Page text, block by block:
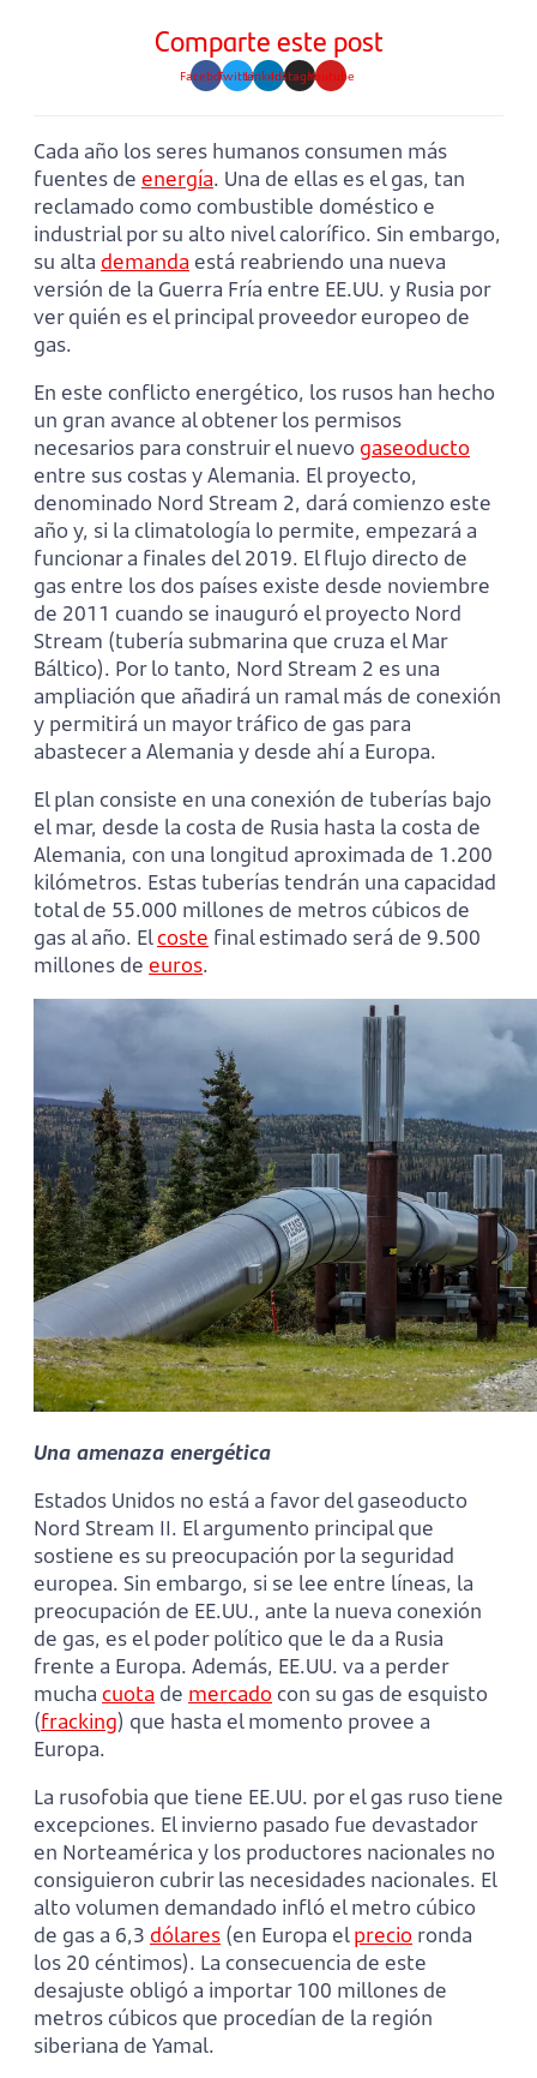
Comparte este post
FacebookTwitterLinkedinInstagramYoutube
Cada año los seres humanos consumen más
fuentes de energía. Una de ellas es el gas, tan
reclamado como combustible doméstico e
industrial por su alto nivel calorífico. Sin embargo,
su alta demanda está reabriendo una nueva
versión de la Guerra Fría entre EE.UU. y Rusia por
ver quién es el principal proveedor europeo de
gas.
En este conflicto energético, los rusos han hecho
un gran avance al obtener los permisos
necesarios para construir el nuevo gaseoducto
entre sus costas y Alemania. El proyecto,
denominado Nord Stream 2, dará comienzo este
año y, si la climatología lo permite, empezará a
funcionar a finales del 2019. El flujo directo de
gas entre los dos países existe desde noviembre
de 2011 cuando se inauguró el proyecto Nord
Stream (tubería submarina que cruza el Mar
Báltico). Por lo tanto, Nord Stream 2 es una
ampliación que añadirá un ramal más de conexión
y permitirá un mayor tráfico de gas para
abastecer a Alemania y desde ahí a Europa.
El plan consiste en una conexión de tuberías bajo
el mar, desde la costa de Rusia hasta la costa de
Alemania, con una longitud aproximada de 1.200
kilómetros. Estas tuberías tendrán una capacidad
total de 55.000 millones de metros cúbicos de
gas al año. Elcoste final estimado será de 9.500
millones de euros.
Una amenaza energética
Estados Unidos no está a favor del gaseoducto
Nord Stream II. El argumento principal que
sostiene es su preocupación por la seguridad
europea. Sin embargo, si se lee entre líneas, la
preocupación de EE.UU., ante la nueva conexión
de gas, es el poder político que le da a Rusia
frente a Europa. Además, EE.UU. va a perder
mucha cuota de mercadocon su gas de esquisto
(fracking) que hasta el momento provee a
Europa.
La rusofobia que tiene EE.UU. por el gas ruso tiene
excepciones. El invierno pasado fue devastador
en Norteamérica y los productores nacionales no
consiguieron cubrir las necesidades nacionales. El
alto volumen demandado infló el metro cúbico
de gas a 6,3 dólares (en Europa elprecio ronda
los 20 céntimos). La consecuencia de este
desajuste obligó a importar 100 millones de
metros cúbicos que procedían de la región
siberiana de Yamal.